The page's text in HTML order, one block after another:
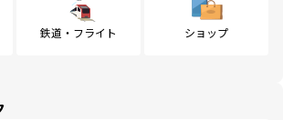
鉄道・フライト ショップ